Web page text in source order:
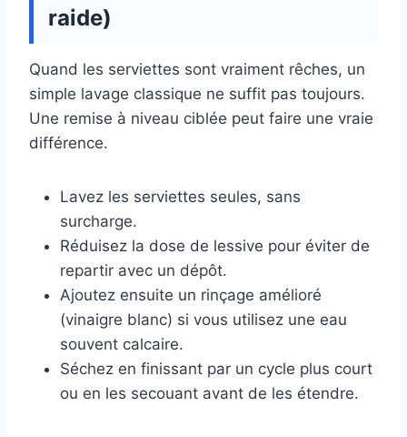
raide)
Quand les serviettes sont vraiment rêches, un
simple lavage classique ne suffit pas toujours.
Une remise à niveau ciblée peut faire une vraie
différence.
Lavez les serviettes seules, sans
surcharge.
Réduisez la dose de lessive pour éviter de
repartir avec un dépôt.
Ajoutez ensuite un rinçage amélioré
(vinaigre blanc) si vous utilisez une eau
souvent calcaire.
Séchez en finissant par un cycle plus court
ou en les secouant avant de les étendre.